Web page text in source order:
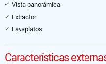
Vista panorámica
Extractor
Lavaplatos
Características